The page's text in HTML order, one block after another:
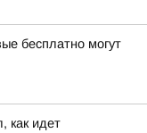
бесплатно могут
как идет